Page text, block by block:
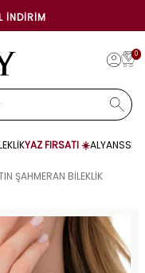
İNDIRIM
0
YAZ FIRSATI ☀️ALYANS
ŞAHMERAN BİLEKLİK